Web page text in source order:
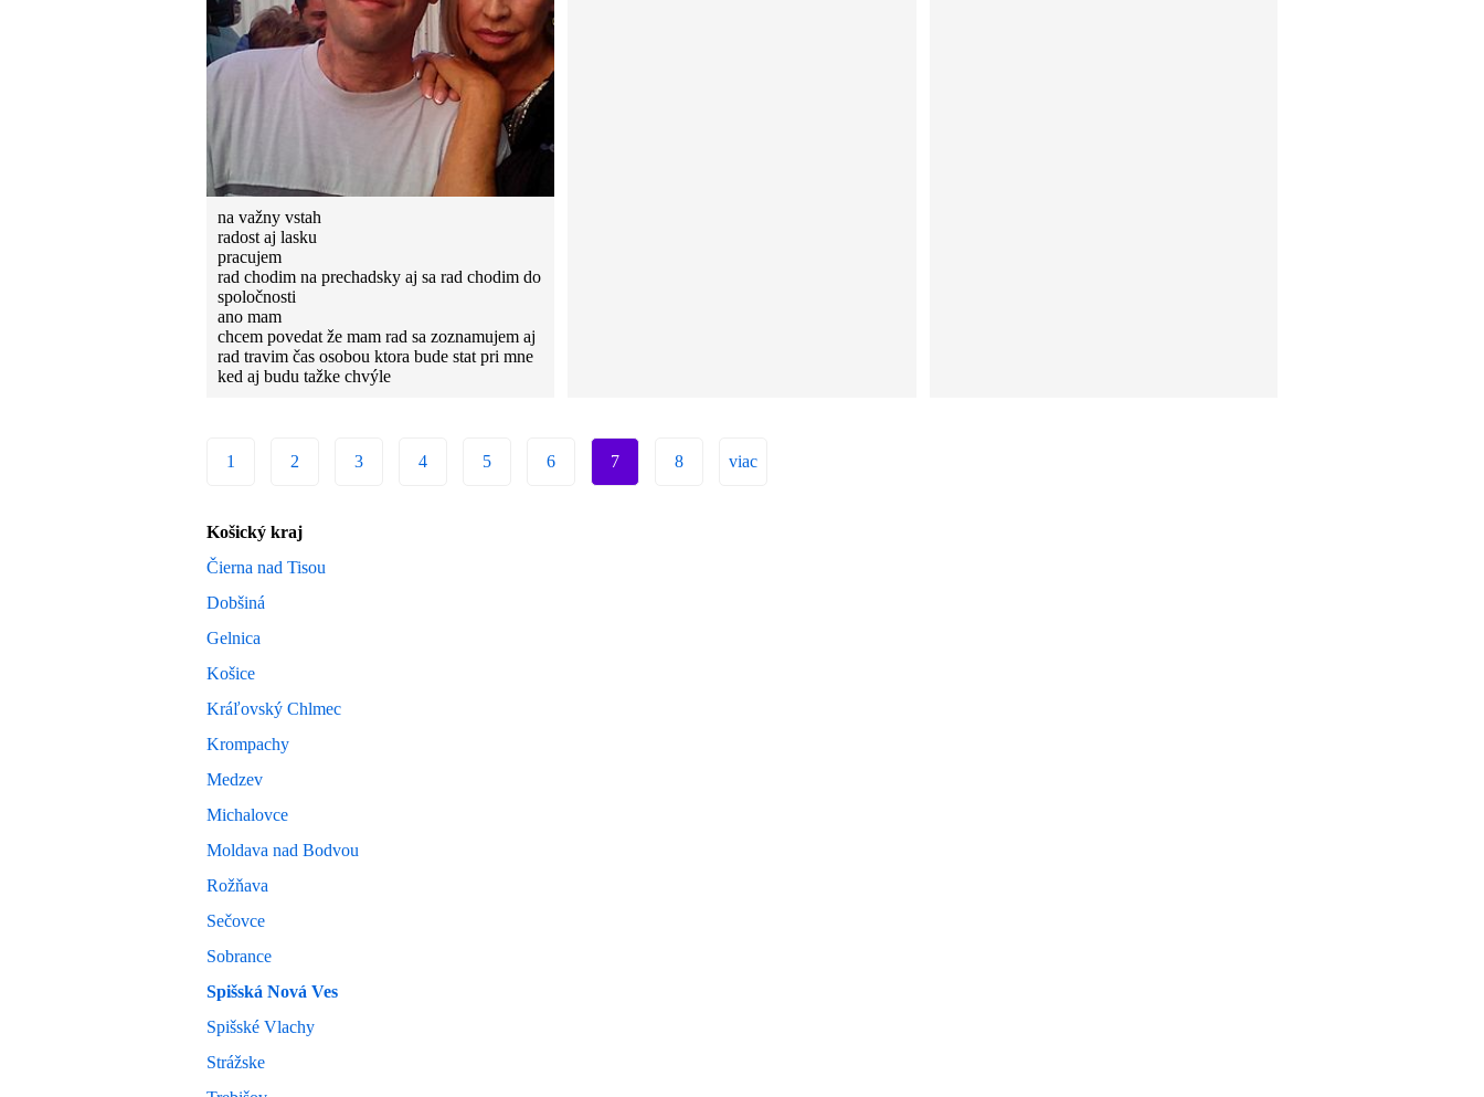
na važny vstah
radost aj lasku
pracujem
rad chodim na prechadsky aj sa rad chodim do
spoločnosti
ano mam
chcem povedat že mam rad sa zoznamujem aj
rad travim čas osobou ktora bude stat pri mne
ked aj budu tažke chvýle
1 2 3 4 5 6 7 8 viac
Košický kraj
Čierna nad Tisou
Dobšiná
Gelnica
Košice
Kráľovský Chlmec
Krompachy
Medzev
Michalovce
Moldava nad Bodvou
Rožňava
Sečovce
Sobrance
Spišská Nová Ves
Spišské Vlachy
Strážske